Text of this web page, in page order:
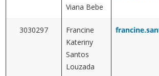
Viana Bebe
3030297
Francine
Kateriny
Santos
Louzada